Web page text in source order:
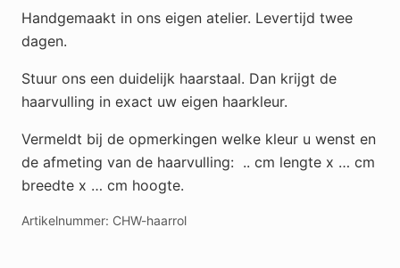
op
bestelling
Handgemaakt in ons eigen atelier. Levertijd twee
dagen.
Stuur ons een duidelijk haarstaal. Dan krijgt de
haarvulling in exact uw eigen haarkleur.
Vermeldt bij de opmerkingen welke kleur u wenst en
de afmeting van de haarvulling: .. cm lengte x … cm
breedte x … cm hoogte.
Artikelnummer: CHW-haarrol